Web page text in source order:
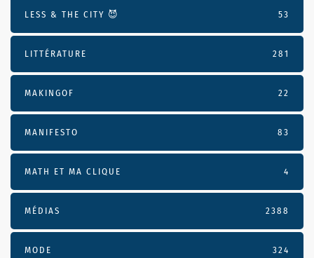
LESS & THE CITY 😈 53
LITTÉRATURE 281
MAKINGOF 22
MANIFESTO 83
MATH ET MA CLIQUE 4
MÉDIAS 2388
MODE 324